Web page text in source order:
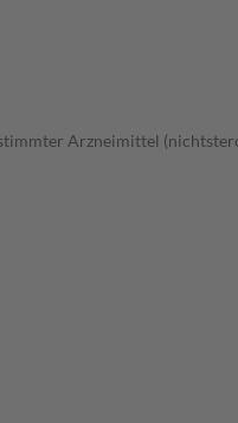
Arzneimittel